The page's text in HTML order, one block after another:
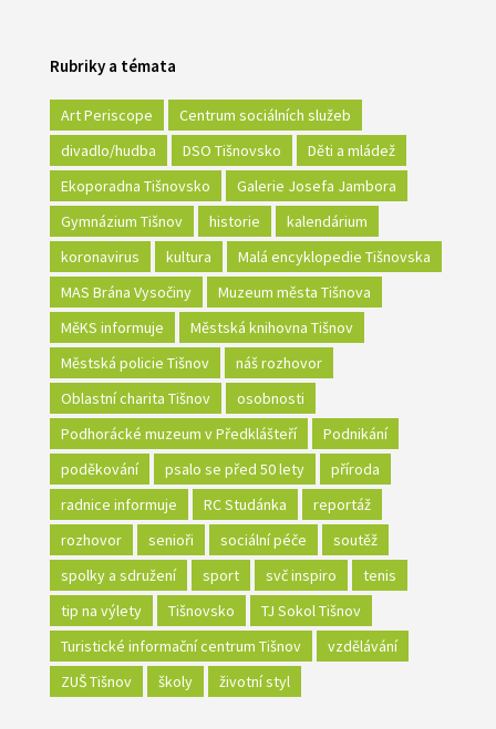
Rubriky a témata
Art Periscope
Centrum sociálních služeb
divadlo/hudba
DSO Tišnovsko
Děti a mládež
Ekoporadna Tišnovsko
Galerie Josefa Jambora
Gymnázium Tišnov
historie
kalendárium
koronavirus
kultura
Malá encyklopedie Tišnovska
MAS Brána Vysočiny
Muzeum města Tišnova
MěKS informuje
Městská knihovna Tišnov
Městská policie Tišnov
náš rozhovor
Oblastní charita Tišnov
osobnosti
Podhorácké muzeum v Předklášteří
Podnikání
poděkování
psalo se před 50 lety
příroda
radnice informuje
RC Studánka
reportáž
rozhovor
senioři sociální péče
soutěž
spolky a sdružení
sport svč inspiro
tenis
tip na výlety
Tišnovsko
TJ Sokol Tišnov
Turistické informační centrum Tišnov
vzdělávání
ZUŠ Tišnov
školy životní styl